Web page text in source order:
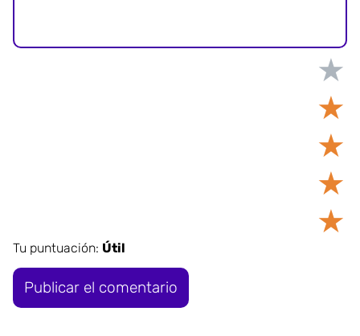
★
★
★
★
★
Tu puntuación: Útil